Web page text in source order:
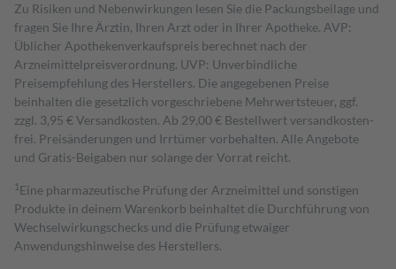
Zu Risiken und Nebenwirkungen lesen Sie die Packungsbeilage und
fragen Sie Ihre Ärztin, Ihren Arzt oder in Ihrer Apotheke. AVP:
Üblicher Apothekenverkaufspreis berechnet nach der
Arzneimittelpreisverordnung. UVP: Unverbindliche
Preisempfehlung des Herstellers. Die angegebenen Preise
beinhalten die gesetzlich vorgeschriebene Mehrwertsteuer, ggf.
zzgl. 3,95 € Versandkosten. Ab 29,00 € Bestell­wert versand­kosten­
frei. Preisänderungen und Irrtümer vorbehalten. Alle Angebote
und Gratis-Beigaben nur solange der Vorrat reicht.
1 Eine pharmazeutische Prüfung der Arzneimittel und sonstigen
Produkte in deinem Warenkorb beinhaltet die Durchführung von
Wechselwirkungschecks und die Prüfung etwaiger
Anwendungshinweise des Herstellers.